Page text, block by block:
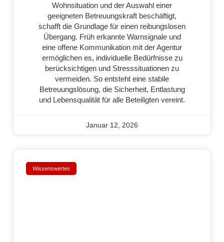
Wohnsituation und der Auswahl einer
geeigneten Betreuungskraft beschäftigt,
schafft die Grundlage für einen reibungslosen
Übergang. Früh erkannte Warnsignale und
eine offene Kommunikation mit der Agentur
ermöglichen es, individuelle Bedürfnisse zu
berücksichtigen und Stresssituationen zu
vermeiden. So entsteht eine stabile
Betreuungslösung, die Sicherheit, Entlastung
und Lebensqualität für alle Beteiligten vereint.
Januar 12, 2026
Wissenswertes